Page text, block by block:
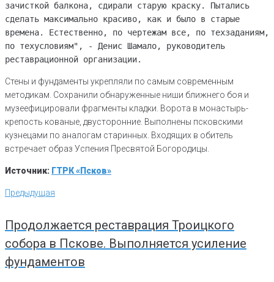
зачисткой балкона, сдирали старую краску. Пытались
сделать максимально красиво, как и было в старые
времена. Естественно, по чертежам все, по техзаданиям,
по техусловиям", - Денис Шамало, руководитель
реставрационной организации.
Стены и фундаменты укрепляли по самым современным
методикам. Сохранили обнаруженные ниши ближнего боя и
музеефицировали фрагменты кладки. Ворота в монастырь-
крепость кованые, двусторонние. Выполнены псковскими
кузнецами по аналогам старинных. Входящих в обитель
встречает образ Успения Пресвятой Богородицы.
Источник: ГТРК «Псков»
Навигация
по
Предыдущая
Предыдущая
Продолжается реставрация Троицкого
собора в Пскове. Выполняется усиление
фундаментов